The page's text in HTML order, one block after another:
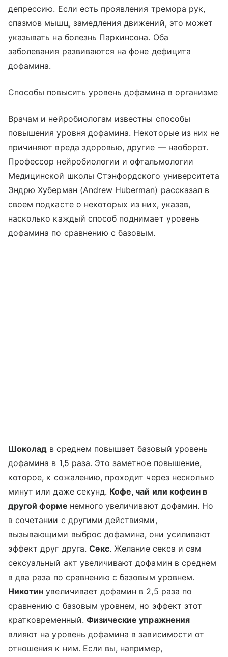
депрессию. Если есть проявления тремора рук,
спазмов мышц, замедления движений, это может
указывать на болезнь Паркинсона. Оба
заболевания развиваются на фоне дефицита
дофамина.
Способы повысить уровень дофамина в организме
Врачам и нейробиологам известны способы
повышения уровня дофамина. Некоторые из них не
причиняют вреда здоровью, другие — наоборот.
Профессор нейробиологии и офтальмологии
Медицинской школы Стэнфордского университета
Эндрю Хуберман (Andrew Huberman) рассказал в
своем подкасте о некоторых из них, указав,
насколько каждый способ поднимает уровень
дофамина по сравнению с базовым.
Шоколад в среднем повышает базовый уровень
дофамина в 1,5 раза. Это заметное повышение,
которое, к сожалению, проходит через несколько
минут или даже секунд. Кофе, чай или кофеин в
другой форме немного увеличивают дофамин. Но
в сочетании с другими действиями,
вызывающими выброс дофамина, они усиливают
эффект друг друга. Секс. Желание секса и сам
сексуальный акт увеличивают дофамин в среднем
в два раза по сравнению с базовым уровнем.
Никотин увеличивает дофамин в 2,5 раза по
сравнению с базовым уровнем, но эффект этот
кратковременный. Физические упражнения
влияют на уровень дофамина в зависимости от
отношения к ним. Если вы, например,